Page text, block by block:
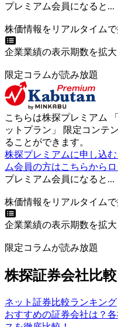
プレミアム会員になると...
株価情報をリアルタイム
企業業績の表示期数を拡大
限定コラムが読み放題
こちらは株探プレミアム 「
ットプラン 」 限定コンテ
ることができます。
株探プレミアムに申し込む
ム会員の方はこちらから
プレミアム会員になると...
株価情報をリアルタイム
企業業績の表示期数を拡大
限定コラムが読み放題
株探証券会社比較
ネット証券比較ランキング
おすすめの証券会社は？